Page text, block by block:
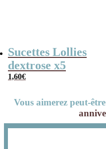
Sucettes Lollies
dextrose x5
1,60€
Vous aimerez peut-être